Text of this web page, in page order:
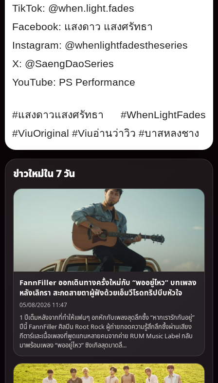
TikTok: @when.light.fades
Facebook: แสงดาว แสงศรัทธา
Instagram: @whenlightfadestheseries
X: @SaengDaoSeries
YouTube: PS Performance
#แสงดาวแสงศรัทธา #WhenLightFades
#ViuOriginal #Viuอ่านว่าวิว #บาสหลงชาง
ข่าวใหม่ใน 7 วัน
FannFiller ออกเดินทางครั้งใหม่กับ “พออยู่ไหว” บทเพลง
หลังเลิกรา สะกดสายตาผู้ฟังด้วยเอ็มวีโรดทริปบีบหัวใจ
05/08/2026 11:47
1 ปีเต็มหลังจากที่ทำให้แฟนๆ อกหักกับเพลงสุดลึกซึ้ง “หากเรารักกันอยู่”
ปีนี้ FannFiller ศิลปิน Root Rock ผู้ถ่ายทอดความรู้สึกลึกซึ้งผ่านเสียง
กีตาร์และเนื้อเพลงที่พูดแทนหลายคนจากค่าย RUM Music Label กลับ
มาพร้อมเพลง “พออยู่ไหว” ซิงเกิลสุดบาดลึ...